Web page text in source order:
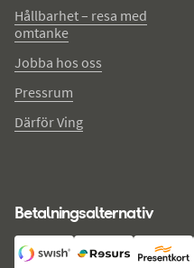
Hållbarhet – resa med
omtanke
Jobba hos oss
Pressrum
Därför Ving
Betalningsalternativ